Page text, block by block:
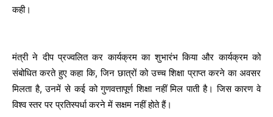
कही।
मंत्री ने दीप प्रज्वलित कर कार्यक्रम का शुभारंभ किया और कार्यक्रम को
संबोधित करते हुए कहा कि, जिन छात्रों को उच्च शिक्षा प्राप्त करने का अवसर
मिलता है, उनमें से कई को गुणवत्तापूर्ण शिक्षा नहीं मिल पाती है। जिस कारण वे
विश्व स्तर पर प्रतिस्पर्धा करने में सक्षम नहीं होते हैं।